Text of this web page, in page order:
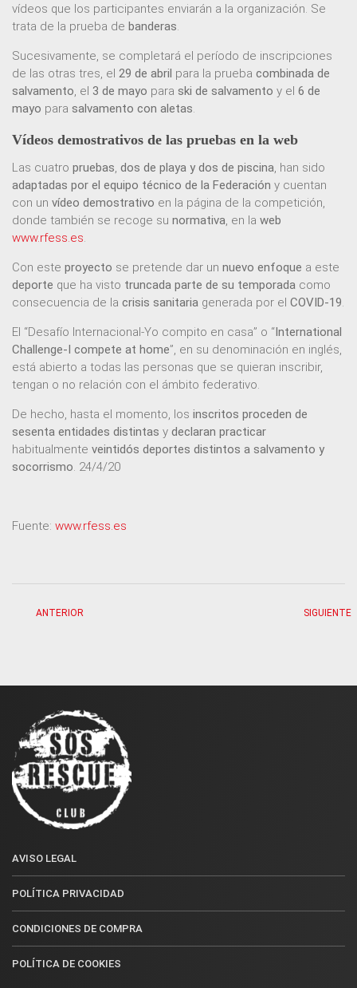
vídeos que los participantes enviarán a la organización. Se
trata de la prueba de banderas.
Sucesivamente, se completará el período de inscripciones
de las otras tres, el 29 de abril para la prueba combinada de
salvamento, el 3 de mayo para ski de salvamento y el 6 de
mayo para salvamento con aletas.
Vídeos demostrativos de las pruebas en la web
Las cuatro pruebas, dos de playa y dos de piscina, han sido
adaptadas por el equipo técnico de la Federación y cuentan
con un vídeo demostrativo en la página de la competición,
donde también se recoge su normativa, en la web
www.rfess.es.
Con este proyecto se pretende dar un nuevo enfoque a este
deporte que ha visto truncada parte de su temporada como
consecuencia de la crisis sanitaria generada por el COVID-19.
El “Desafío Internacional-Yo compito en casa” o “International
Challenge-I compete at home”, en su denominación en inglés,
está abierto a todas las personas que se quieran inscribir,
tengan o no relación con el ámbito federativo.
De hecho, hasta el momento, los inscritos proceden de
sesenta entidades distintas y declaran practicar
habitualmente veintidós deportes distintos a salvamento y
socorrismo. 24/4/20
Fuente: www.rfess.es
ANTERIOR SIGUIENTE
AVISO LEGAL
POLÍTICA PRIVACIDAD
CONDICIONES DE COMPRA
POLÍTICA DE COOKIES